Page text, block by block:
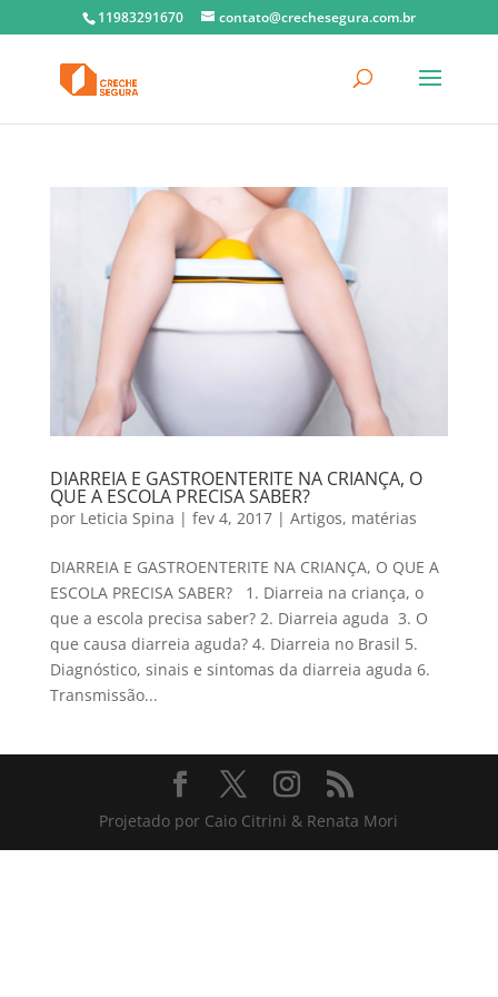
11983291670 contato@crechesegura.com.br
DIARREIA E GASTROENTERITE NA CRIANÇA, O
QUE A ESCOLA PRECISA SABER?
por Leticia Spina | fev 4, 2017| Artigos, matérias
DIARREIA E GASTROENTERITE NA CRIANÇA, O QUE A
ESCOLA PRECISA SABER? 1. Diarreia na criança, o
que a escola precisa saber? 2. Diarreia aguda 3. O
que causa diarreia aguda? 4. Diarreia no Brasil 5.
Diagnóstico, sinais e sintomas da diarreia aguda 6.
Transmissão...
Projetado por Caio Citrini & Renata Mori